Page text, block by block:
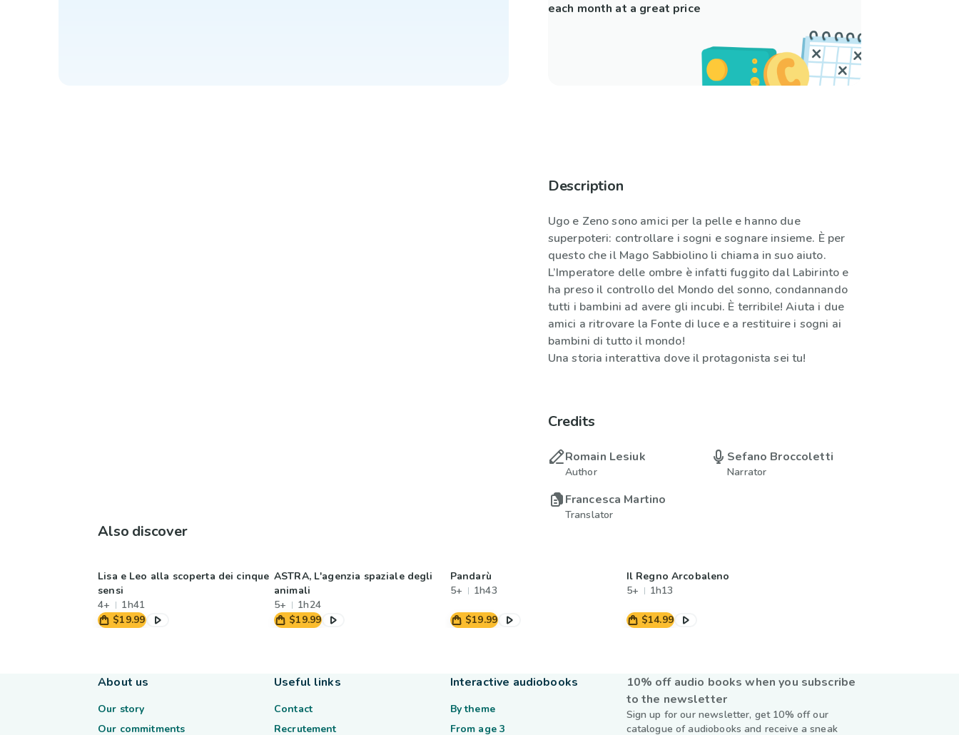
each month at a great price
Description
Ugo e Zeno sono amici per la pelle e hanno due
superpoteri: controllare i sogni e sognare insieme. È per
questo che il Mago Sabbiolino li chiama in suo aiuto.
L’Imperatore delle ombre è infatti fuggito dal Labirinto e
ha preso il controllo del Mondo del sonno, condannando
tutti i bambini ad avere gli incubi. È terribile! Aiuta i due
amici a ritrovare la Fonte di luce e a restituire i sogni ai
bambini di tutto il mondo!
Una storia interattiva dove il protagonista sei tu!
Credits
Romain Lesiuk
Author
Sefano Broccoletti
Narrator
Francesca Martino
Translator
Also discover
Lisa e Leo alla scoperta dei cinque
sensi
4+
1h41
$19.99
ASTRA, L'agenzia spaziale degli
animali
5+
1h24
$19.99
Pandarù
5+
1h43
$19.99
Il Regno Arcobaleno
5+
1h13
$14.99
10% off audio books when you subscribe
to the newsletter
Sign up for our newsletter, get 10% off our
catalogue of audiobooks and receive a sneak
About us
Our story
Our commitments
Useful links
Contact
Recrutement
Interactive audiobooks
By theme
From age 3